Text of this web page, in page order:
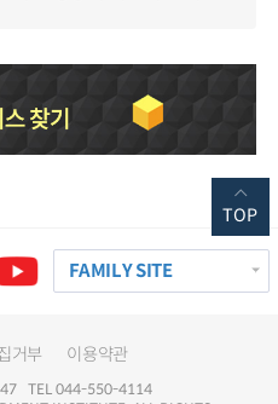
FAMILY SITE
거부 이용약관
TEL 044-550-4114
TOP